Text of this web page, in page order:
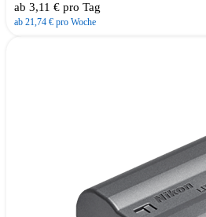
ab 3,11 € pro Tag
ab 21,74 € pro Woche